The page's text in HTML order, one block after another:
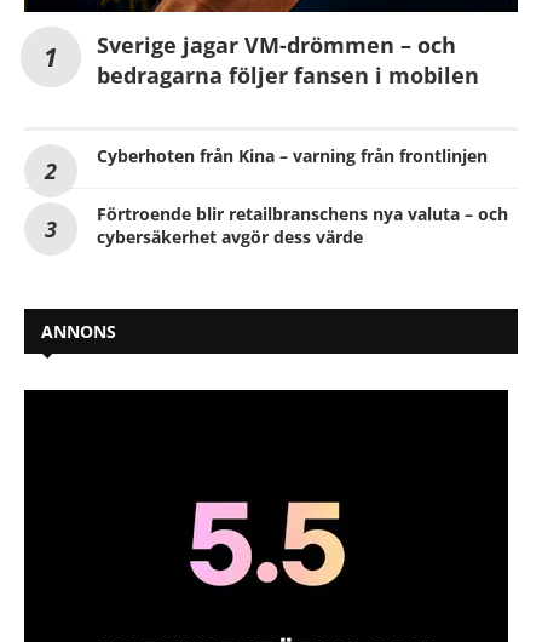
Sverige jagar VM-drömmen – och
bedragarna följer fansen i mobilen
Cyberhoten från Kina – varning från frontlinjen
Förtroende blir retailbranschens nya valuta – och
cybersäkerhet avgör dess värde
ANNONS